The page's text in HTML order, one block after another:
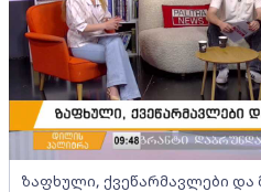
ზაფხული, ქვეწარმავლები